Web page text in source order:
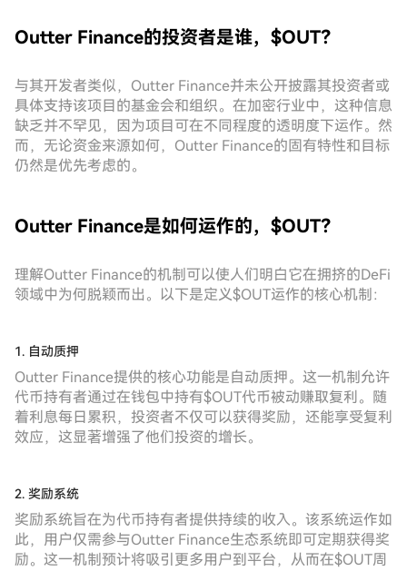
Outter Finance的投资者是谁，$OUT？
与其开发者类似，Outter Finance并未公开披露其投资者或
具体支持该项目的基金会和组织。在加密行业中，这种信息
缺乏并不罕见，因为项目可在不同程度的透明度下运作。然
而，无论资金来源如何，Outter Finance的固有特性和目标
仍然是优先考虑的。
Outter Finance是如何运作的，$OUT？
理解Outter Finance的机制可以使人们明白它在拥挤的DeFi
领域中为何脱颖而出。以下是定义$OUT运作的核心机制：
1. 自动质押
Outter Finance提供的核心功能是自动质押。这一机制允许
代币持有者通过在钱包中持有$OUT代币被动赚取复利。随
着利息每日累积，投资者不仅可以获得奖励，还能享受复利
效应，这显著增强了他们投资的增长。
2. 奖励系统
奖励系统旨在为代币持有者提供持续的收入。该系统运作如
此，用户仅需参与Outter Finance生态系统即可定期获得奖
励。这一机制预计将吸引更多用户到平台，从而在$OUT周